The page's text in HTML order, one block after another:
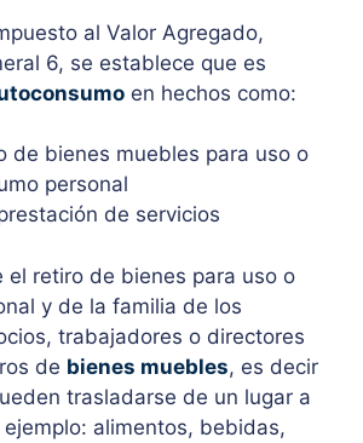
al Valor Agregado,
6, se establece que es
en hechos como:
de bienes muebles para uso o
personal
de servicios
el retiro de bienes para uso o
y de la familia de los
trabajadores o directores
de bienes muebles, es decir
trasladarse de un lugar a
alimentos, bebidas,